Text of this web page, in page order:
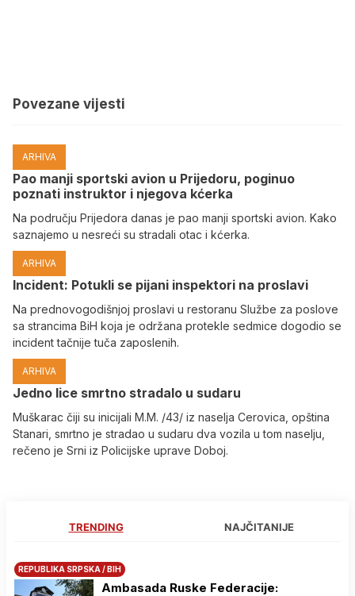
Povezane vijesti
ARHIVA
Pao manji sportski avion u Prijedoru, poginuo
poznati instruktor i njegova kćerka
Na području Prijedora danas je pao manji sportski avion. Kako
saznajemo u nesreći su stradali otac i kćerka.
ARHIVA
Incident: Potukli se pijani inspektori na proslavi
Na prednovogodišnjoj proslavi u restoranu Službe za poslove
sa strancima BiH koja je održana protekle sedmice dogodio se
incident tačnije tuča zaposlenih.
ARHIVA
Јedno lice smrtno stradalo u sudaru
Muškarac čiji su inicijali M.M. /43/ iz naselja Cerovica, opština
Stanari, smrtno je stradao u sudaru dva vozila u tom naselju,
rečeno je Srni iz Policijske uprave Doboj.
TRENDING NAJČITANIJE
REPUBLIKA SRPSKA / BIH
Ambasada Ruske Federacije: